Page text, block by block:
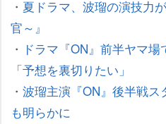
・ 夏ドラマ、波瑠の演技力
官～』
・ ドラマ『ON』前半ヤマ場
「予想を裏切りたい」
・ 波瑠主演『ON』後半戦
も明らかに